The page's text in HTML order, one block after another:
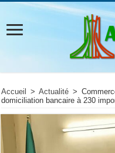
Accueil > Actualité >
domiciliation bancaire à 230